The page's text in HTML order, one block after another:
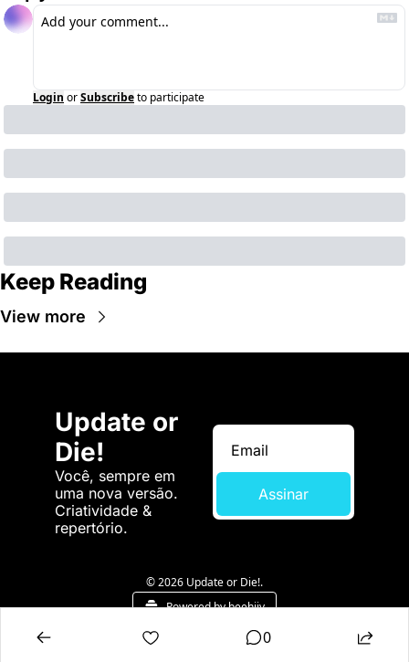
Login orSubscribeto participate
Keep Reading
View more
Update or
Die!
Você, sempre em
uma nova versão.
Criatividade &
repertório.
Assinar
© 2026 Update or Die!.
Powered by beehiiv
0